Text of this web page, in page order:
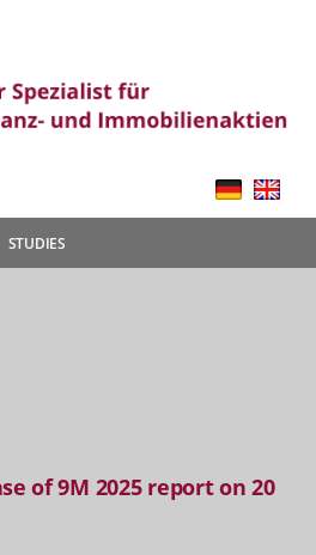
STUDIES
of 9M 2025 report on 20